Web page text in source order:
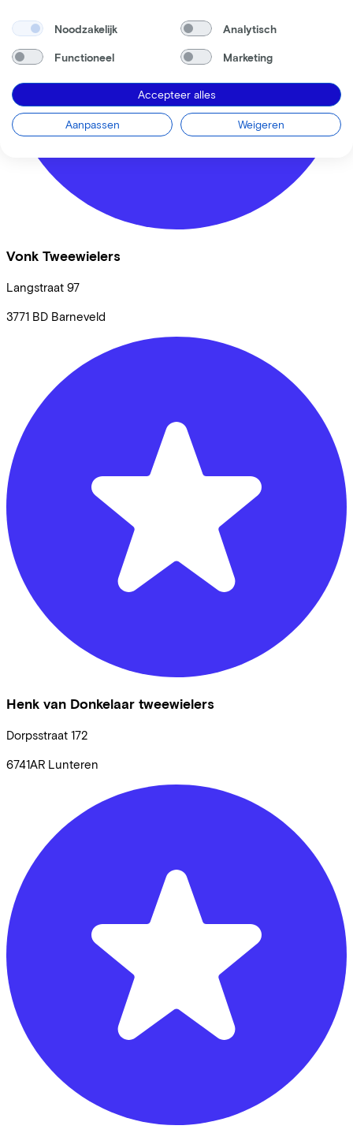
Vonk Tweewielers
Langstraat 97
3771 BD Barneveld
Henk van Donkelaar tweewielers
Dorpsstraat 172
6741AR Lunteren
Noodzakelijk Analytisch
Functioneel Marketing
Accepteer alles
Aanpassen Weigeren